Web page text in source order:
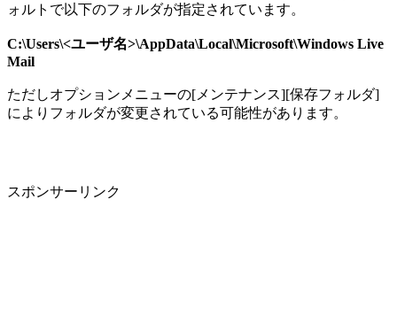
ォルトで以下のフォルダが指定されています。
C:\Users\<ユーザ名>\AppData\Local\Microsoft\Windows Live
Mail
ただしオプションメニューの[メンテナンス][保存フォルダ]
によりフォルダが変更されている可能性があります。
スポンサーリンク